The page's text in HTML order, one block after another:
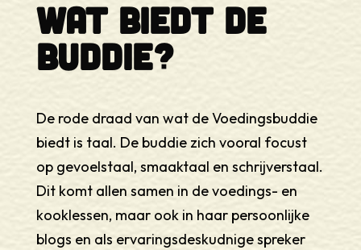
Wat biedt de
buddie?
De rode draad van wat de Voedingsbuddie
biedt is taal. De buddie zich vooral focust
op gevoelstaal, smaaktaal en schrijverstaal.
Dit komt allen samen in de voedings- en
kooklessen, maar ook in haar persoonlijke
blogs en als ervaringsdeskudnige spreker